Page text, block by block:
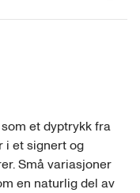
et dyptrykk fra
i et signert og
Små variasjoner
en naturlig del av